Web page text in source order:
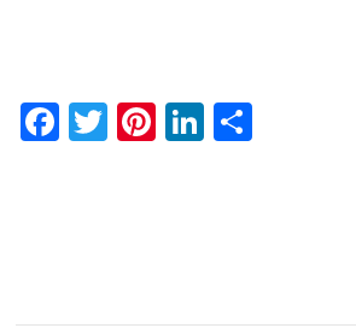
Facebook
Twitter
Pinterest
LinkedIn